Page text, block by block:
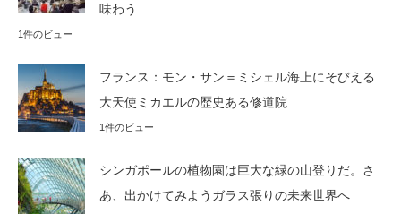
味わう
1件のビュー
フランス：モン・サン＝ミシェル海上にそびえる
大天使ミカエルの歴史ある修道院
1件のビュー
シンガポールの植物園は巨大な緑の山登りだ。さ
あ、出かけてみようガラス張りの未来世界へ